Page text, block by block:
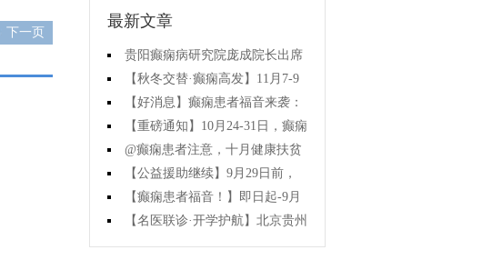
下一页
最新文章
贵阳癫痫病研究院庞成院长出席
第十一届CAAE国际癫痫论坛暨协会
成立20周年庆典
【秋冬交替·癫痫高发】11月7-9
日，超难约的北京三甲名医，携手
贵州专家团共抗癫痫，速约！
【好消息】癫痫患者福音来袭：
万元救助+半价专项检查+京黔专家
免费亲诊，符合条件者速申请！
【重磅通知】10月24-31日，癫痫
病专项检查全额救助+京黔名医免费
亲诊+高达万元补贴，名额有限，速
@癫痫患者注意，十月健康扶贫
救助计划开启，专家免费亲诊+高达
万元治疗救助，速抢名额！
【公益援助继续】9月29日前，
癫痫名医免费亲诊+检查治疗大额援
助持续发放，速约！
【癫痫患者福音！】即日起-9月
15日，专项检查免费+北京三甲知名
专家空降贵阳亲诊，勿错过！
【名医联诊·开学护航】北京贵州
三甲癫痫名医公益亲诊+检查治疗大